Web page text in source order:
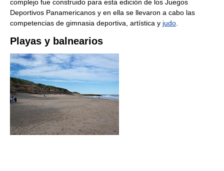
complejo fue construido para esta edición de los Juegos
Deportivos Panamericanos y en ella se llevaron a cabo las
competencias de gimnasia deportiva, artística y judo
Playas y balnearios